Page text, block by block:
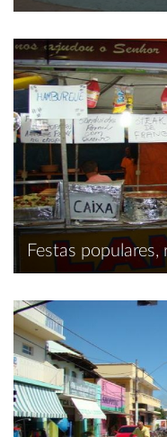
Festas populares,